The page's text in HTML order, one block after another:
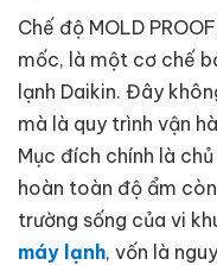
Chế độ MOLD
mốc, là một cơ chế
lạnh Daikin. Đây
mà là quy trình vận
Mục đích chính là
hoàn toàn độ ẩm
trường sống của vi
máy lạnh, vốn là